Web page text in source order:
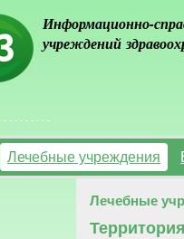
Информационно-
учреждений
Лечебные учреждения
Лечебные